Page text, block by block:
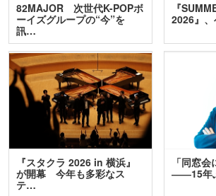
82MAJOR 次世代K-POPボ
ーイズグループの“今”を
訊…
『
2026』
『スタクラ 2026 in 横浜』
が開幕 今年も多彩なス
テ…
「同窓
――15年